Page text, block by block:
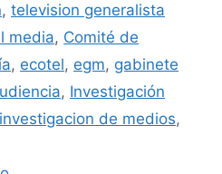
, television generalista
media, Comité de
, ecotel, egm, gabinete
, Investigación
investigacion de medios,